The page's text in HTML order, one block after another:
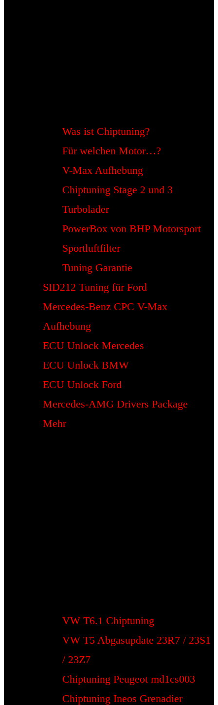
Was ist Chiptuning?
Für welchen Motor…?
V-Max Aufhebung
Chiptuning Stage 2 und 3
Turbolader
PowerBox von BHP Motorsport
Sportluftfilter
Tuning Garantie
SID212 Tuning für Ford
Mercedes-Benz CPC V-Max
Aufhebung
ECU Unlock Mercedes
ECU Unlock BMW
ECU Unlock Ford
Mercedes-AMG Drivers Package
Mehr
VW T6.1 Chiptuning
VW T5 Abgasupdate 23R7 / 23S1
/ 23Z7
Chiptuning Peugeot md1cs003
Chiptuning Ineos Grenadier